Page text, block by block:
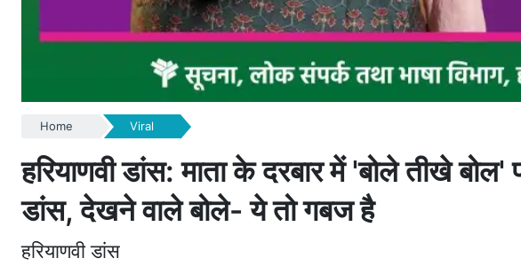
Home Viral
हरियाणवी डांस: माता के दरबार में 'बोले तीखे
डांस, देखने वाले बोले- ये तो गबज है
हरियाणवी डांस